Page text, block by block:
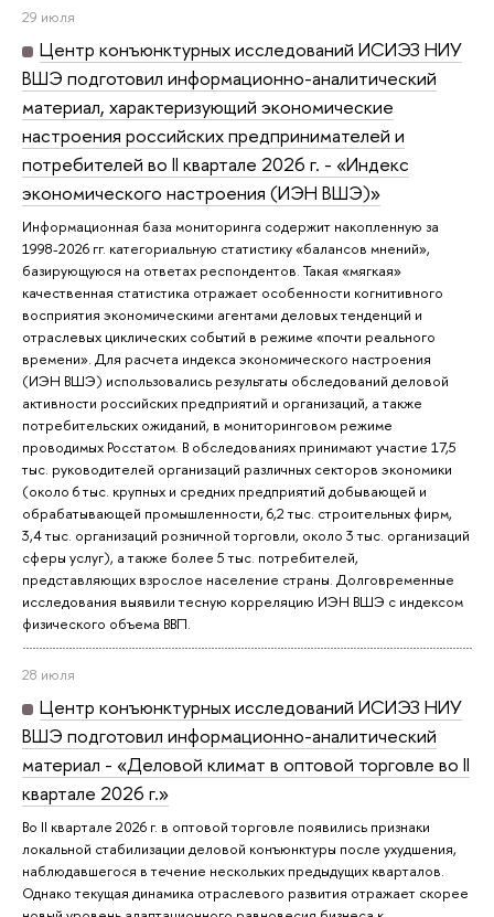
29 июля
Центр конъюнктурных исследований ИСИЭЗ НИУ
ВШЭ подготовил информационно-аналитический
материал, характеризующий экономические
настроения российских предпринимателей и
потребителей во II квартале 2026 г. - «Индекс
экономического настроения (ИЭН ВШЭ)»
Информационная база мониторинга содержит накопленную за
1998-2026 гг. категориальную статистику «балансов мнений»,
базирующуюся на ответах респондентов. Такая «мягкая»
качественная статистика отражает особенности когнитивного
восприятия экономическими агентами деловых тенденций и
отраслевых циклических событий в режиме «почти реального
времени». Для расчета индекса экономического настроения
(ИЭН ВШЭ) использовались результаты обследований деловой
активности российских предприятий и организаций, а также
потребительских ожиданий, в мониторинговом режиме
проводимых Росстатом. В обследованиях принимают участие 17,5
тыс. руководителей организаций различных секторов экономики
(около 6 тыс. крупных и средних предприятий добывающей и
обрабатывающей промышленности, 6,2 тыс. строительных фирм,
3,4 тыс. организаций розничной торговли, около 3 тыс. организаций
сферы услуг), а также более 5 тыс. потребителей,
представляющих взрослое население страны. Долговременные
исследования выявили тесную корреляцию ИЭН ВШЭ с индексом
физического объема ВВП.
28 июля
Центр конъюнктурных исследований ИСИЭЗ НИУ
ВШЭ подготовил информационно-аналитический
материал - «Деловой климат в оптовой торговле во II
квартале 2026 г.»
Во II квартале 2026 г. в оптовой торговле появились признаки
локальной стабилизации деловой конъюнктуры после ухудшения,
наблюдавшегося в течение нескольких предыдущих кварталов.
Однако текущая динамика отраслевого развития отражает скорее